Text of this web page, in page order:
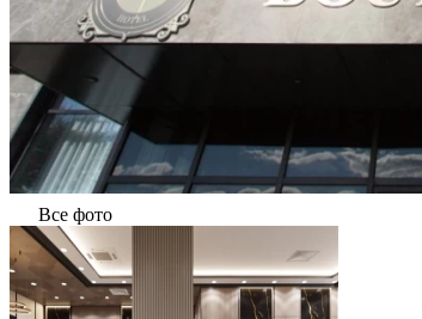
Все фото